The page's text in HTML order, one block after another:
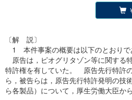
〔解 説〕
1 本件事案の概要は以下のとおりで
原告は，ピオグリタゾン等に関する
特許権を有していた。 原告先行特許
ら，被告らは，原告先行特許発明の技
ら各製品）について，厚生労働大臣か